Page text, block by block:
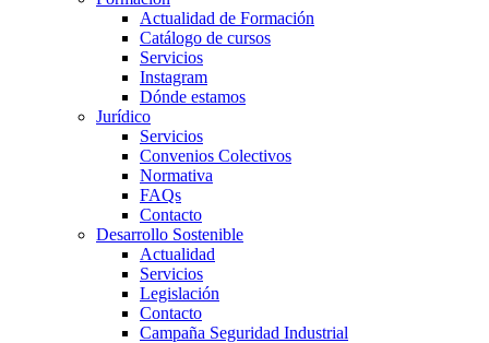
Actualidad de Formación
Catálogo de cursos
Servicios
Instagram
Dónde estamos
Jurídico
Servicios
Convenios Colectivos
Normativa
FAQs
Contacto
Desarrollo Sostenible
Actualidad
Servicios
Legislación
Contacto
Campaña Seguridad Industrial